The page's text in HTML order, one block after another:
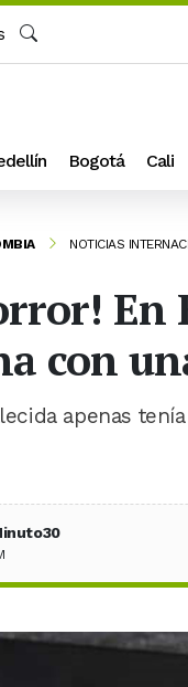
Buscar
Bogotá Cali
NOTICIAS
En
con
apenas